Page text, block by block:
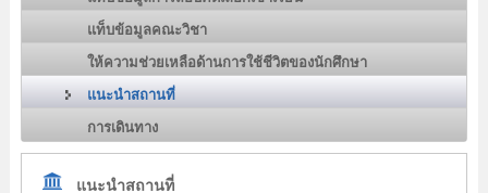
แท็บข้อมูลคณะวิชา
ให้ความช่วยเหลือด้านการใช้ชีวิตของนักศึกษา
แนะนำสถานที่
การเดินทาง
แนะนำสถานที่